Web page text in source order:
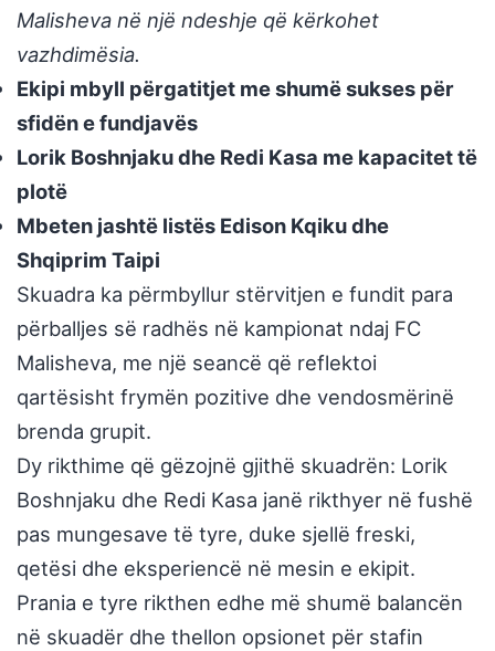
Malisheva në një ndeshje që kërkohet
vazhdimësia.
Ekipi mbyll përgatitjet me shumë sukses për
sfidën e fundjavës
Lorik Boshnjaku dhe Redi Kasa me kapacitet të
plotë
Mbeten jashtë listës Edison Kqiku dhe
Shqiprim Taipi
Skuadra ka përmbyllur stërvitjen e fundit para
përballjes së radhës në kampionat ndaj FC
Malisheva, me një seancë që reflektoi
qartësisht frymën pozitive dhe vendosmërinë
brenda grupit.
Dy rikthime që gëzojnë gjithë skuadrën: Lorik
Boshnjaku dhe Redi Kasa janë rikthyer në fushë
pas mungesave të tyre, duke sjellë freski,
qetësi dhe eksperiencë në mesin e ekipit.
Prania e tyre rikthen edhe më shumë balancën
në skuadër dhe thellon opsionet për stafin